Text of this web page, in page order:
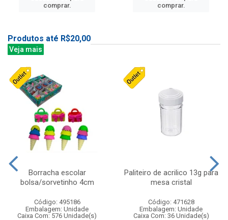
comprar.
comprar.
Produtos até R$20,00
Veja mais
Borracha escolar
bolsa/sorvetinho 4cm
Código: 495186
Embalagem: Unidade
Caixa Com: 576 Unidade(s)
Paliteiro de acrilico 13g para
mesa cristal
Código: 471628
Embalagem: Unidade
Caixa Com: 36 Unidade(s)